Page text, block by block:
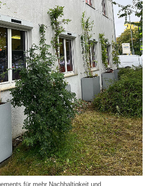
für mehr Nachhaltigkeit und